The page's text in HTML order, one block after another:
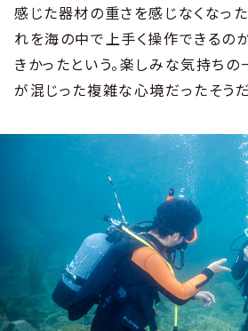
感じた器材の重さを感じなくなった
れを海の中で上手く操作できるの
きかったという。楽しみな気持ち
が混じった複雑な心境だったそうだ